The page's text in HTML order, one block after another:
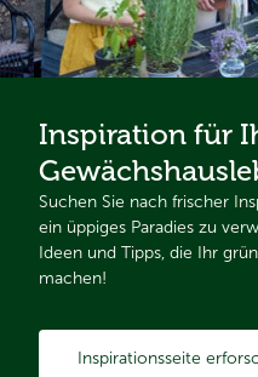
Inspiration für
Suchen Sie nach frischer
ein üppiges Paradies zu
Ideen und Tipps, die Ihr
machen!
Inspirationsseite